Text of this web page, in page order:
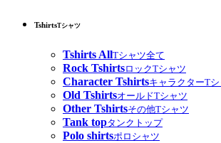
TshirtsTシャツ
Tshirts AllTシャツ全て
Rock TshirtsロックTシャツ
Character TshirtsキャラクターT
Old TshirtsオールドTシャツ
Other Tshirtsその他Tシャツ
Tank topタンクトップ
Polo shirtsポロシャツ